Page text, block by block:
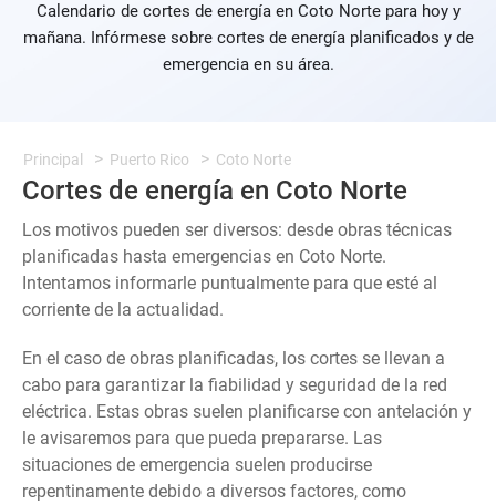
Calendario de cortes de energía en Coto Norte para hoy y
mañana. Infórmese sobre cortes de energía planificados y de
emergencia en su área.
Principal Puerto Rico Coto Norte
Cortes de energía en Coto Norte
Los motivos pueden ser diversos: desde obras técnicas
planificadas hasta emergencias en Coto Norte.
Intentamos informarle puntualmente para que esté al
corriente de la actualidad.
En el caso de obras planificadas, los cortes se llevan a
cabo para garantizar la fiabilidad y seguridad de la red
eléctrica. Estas obras suelen planificarse con antelación y
le avisaremos para que pueda prepararse. Las
situaciones de emergencia suelen producirse
repentinamente debido a diversos factores, como